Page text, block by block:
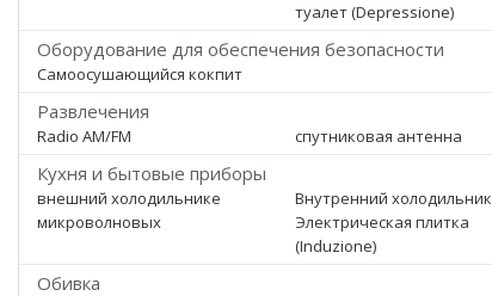
туалет (Depressione)
Оборудование для обеспечения безопасности
Самоосушающийся кокпит
Развлечения
Radio AM/FM спутниковая антенна
Кухня и бытовые приборы
внешний холодильнике Внутренний холодильник
микроволновых
Электрическая плитка
(Induzione)
Обивка